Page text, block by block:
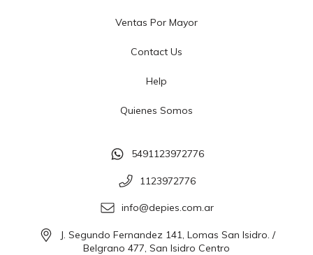
Ventas Por Mayor
Contact Us
Help
Quienes Somos
5491123972776
1123972776
info@depies.com.ar
J. Segundo Fernandez 141, Lomas San Isidro. /
Belgrano 477, San Isidro Centro